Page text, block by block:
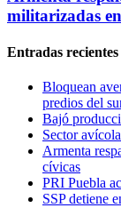
militarizadas
Entradas recientes
Bloquean
predios del
Bajó
Sector
Armenta
cívicas
PRI Puebla
SSP detiene